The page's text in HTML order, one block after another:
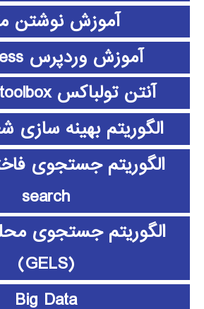
آموزش نوشتن
آموزش وردپرس wordpress
آنتن تولباکس antenna toolbox
الگوریتم بهینه سازی
search
الگوریتم جستجوی
(GELS)
Big Data